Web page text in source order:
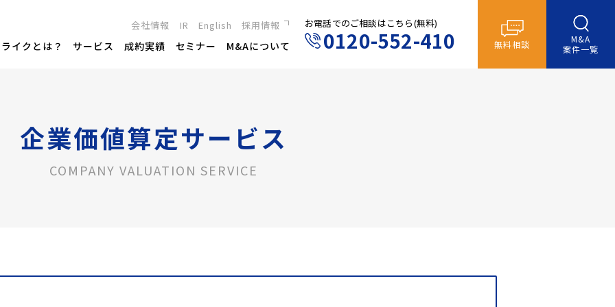
会社情報 IR English 採用情報
新卒採用
キャリア採用
イクとは？ サービス 成約実績 セミナー M&Aについて
お電話でのご相談はこちら(無料)
0120-552-410 無料相談
M&A
案件一覧
企業価値算定サービス
COMPANY VALUATION SERVICE